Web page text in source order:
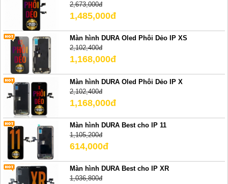
2,673,000đ
1,485,000đ
Màn hình DURA Oled Phôi Dẻo IP XS
2,102,400đ
1,168,000đ
Màn hình DURA Oled Phôi Dẻo IP X
2,102,400đ
1,168,000đ
Màn hình DURA Best cho IP 11
1,105,200đ
614,000đ
Màn hình DURA Best cho IP XR
1,036,800đ